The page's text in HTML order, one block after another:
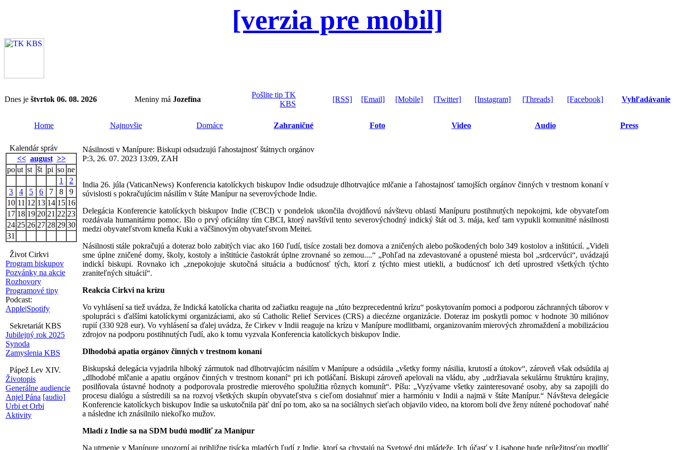
[verzia pre mobil]
Dnes je štvrtok 06. 08. 2026 Meniny má Jozefína
Pošlite tip TK
KBS
[RSS] [Email] [Mobile] [Twitter] [Instagram] [Threads] [Facebook] Vyhľadávanie
Home Najnovšie Domáce Zahraničné Foto Video Audio Press
Kalendár správ
<< august >>
po ut st št pi so ne
1
2
3
4 5 6 7 8
9
10 11 12 13 14 15 16
17 18 19 20 21 22 23
24 25 26 27 28 29 30
31
Život Cirkvi
Program biskupov
Pozvánky na akcie
Rozhovory
Programové tipy
Podcast:
Apple|Spotify
Sekretariát KBS
Jubilejný rok 2025
Synoda
Zamyslenia KBS
Pápež Lev XIV.
Životopis
Generálne audiencie
Anjel Pána [audio]
Urbi et Orbi
Aktivity
Násilnosti v Manípure: Biskupi odsudzujú ľahostajnosť štátnych orgánov
P:3, 26. 07. 2023 13:09, ZAH
India 26. júla (VaticanNews) Konferencia katolíckych biskupov Indie odsudzuje dlhotrvajúce mlčanie a ľahostajnosť tamojších orgánov činných v trestnom konaní v
súvislosti s pokračujúcim násilím v štáte Manípur na severovýchode Indie.
Delegácia Konferencie katolíckych biskupov Indie (CBCI) v pondelok ukončila dvojdňovú návštevu oblastí Manípuru postihnutých nepokojmi, kde obyvateľom
rozdávala humanitárnu pomoc. Išlo o prvý oficiálny tím CBCI, ktorý navštívil tento severovýchodný indický štát od 3. mája, keď tam vypukli komunitné násilnosti
medzi obyvateľstvom kmeňa Kuki a väčšinovým obyvateľstvom Meitei.
Násilnosti stále pokračujú a doteraz bolo zabitých viac ako 160 ľudí, tisíce zostali bez domova a zničených alebo poškodených bolo 349 kostolov a inštitúcií. „Videli
sme úplne zničené domy, školy, kostoly a inštitúcie častokrát úplne zrovnané so zemou....“ „Pohľad na zdevastované a opustené miesta bol „srdcervúci“, uvádzajú
indickí biskupi. Rovnako ich „znepokojuje skutočná situácia a budúcnosť tých, ktorí z týchto miest utiekli, a budúcnosť ich detí uprostred všetkých týchto
zraniteľných situácií“.
Reakcia Cirkvi na krízu
Vo vyhlásení sa tiež uvádza, že Indická katolícka charita od začiatku reaguje na „túto bezprecedentnú krízu“ poskytovaním pomoci a podporou záchranných táborov v
spolupráci s ďalšími katolíckymi organizáciami, ako sú Catholic Relief Services (CRS) a diecézne organizácie. Doteraz im poskytli pomoc v hodnote 30 miliónov
rupií (330 928 eur). Vo vyhlásení sa ďalej uvádza, že Cirkev v Indii reaguje na krízu v Manípure modlitbami, organizovaním mierových zhromaždení a mobilizáciou
zdrojov na podporu postihnutých ľudí, ako k tomu vyzvala Konferencia katolíckych biskupov Indie.
Dlhodobá apatia orgánov činných v trestnom konaní
Biskupská delegácia vyjadrila hlboký zármutok nad dlhotrvajúcim násilím v Manípure a odsúdila „všetky formy násilia, krutostí a útokov“, zároveň však odsúdila aj
„dlhodobé mlčanie a apatiu orgánov činných v trestnom konaní“ pri ich potláčaní. Biskupi zároveň apelovali na vládu, aby „udržiavala sekulárnu štruktúru krajiny,
posilňovala ústavné hodnoty a podporovala prostredie mierového spolužitia rôznych komunít“. Píšu: „Vyzývame všetky zainteresované osoby, aby sa zapojili do
procesu dialógu a sústredili sa na rozvoj všetkých skupín obyvateľstva s cieľom dosiahnuť mier a harmóniu v Indii a najmä v štáte Manípur.“ Návšteva delegácie
Konferencie katolíckych biskupov Indie sa uskutočnila päť dní po tom, ako sa na sociálnych sieťach objavilo video, na ktorom boli dve ženy nútené pochodovať nahé
a následne ich znásilnilo niekoľko mužov.
Mladí z Indie sa na SDM budú modliť za Manípur
Na utrpenie v Manípure upozorní aj približne tisícka mladých ľudí z Indie, ktorí sa chystajú na Svetové dni mládeže. Ich účasť v Lisabone bude príležitosťou modliť